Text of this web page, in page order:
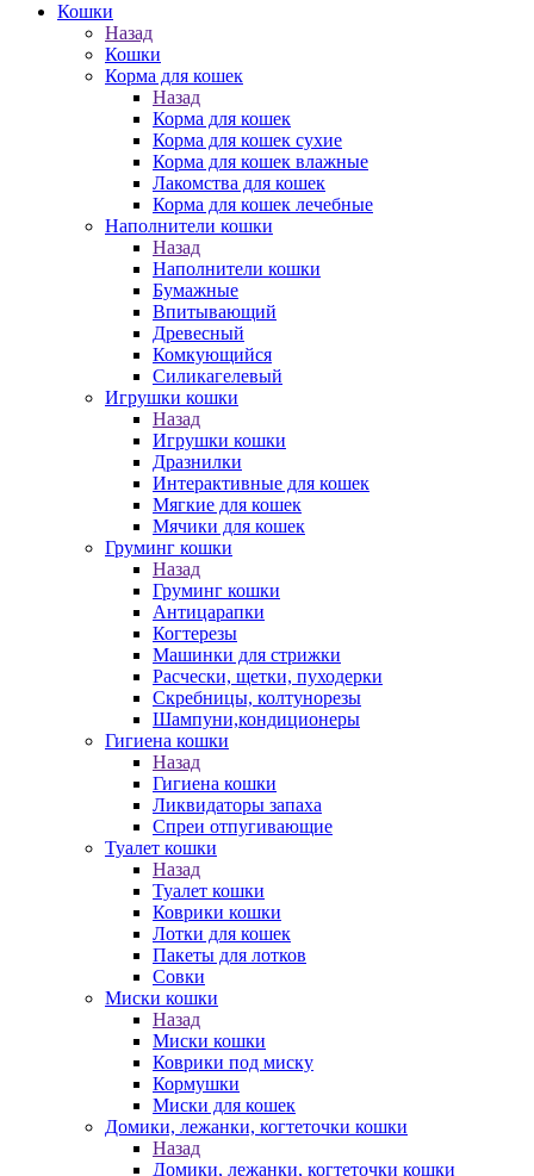
Кошки
Назад
Кошки
Корма для кошек
Назад
Корма для кошек
Корма для кошек сухие
Корма для кошек влажные
Лакомства для кошек
Корма для кошек лечебные
Наполнители кошки
Назад
Наполнители кошки
Бумажные
Впитывающий
Древесный
Комкующийся
Силикагелевый
Игрушки кошки
Назад
Игрушки кошки
Дразнилки
Интерактивные для кошек
Мягкие для кошек
Мячики для кошек
Груминг кошки
Назад
Груминг кошки
Антицарапки
Когтерезы
Машинки для стрижки
Расчески, щетки, пуходерки
Скребницы, колтунорезы
Шампуни,кондиционеры
Гигиена кошки
Назад
Гигиена кошки
Ликвидаторы запаха
Спреи отпугивающие
Туалет кошки
Назад
Туалет кошки
Коврики кошки
Лотки для кошек
Пакеты для лотков
Совки
Миски кошки
Назад
Миски кошки
Коврики под миску
Кормушки
Миски для кошек
Домики, лежанки, когтеточки кошки
Назад
Домики, лежанки, когтеточки кошки